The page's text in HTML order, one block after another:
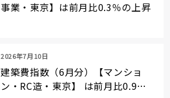
事業・東京】は前月比0.3％の上昇
2026年7月10日
建築費指数（6月分）【マンショ
ン・RC造・東京】 は前月比0.9％